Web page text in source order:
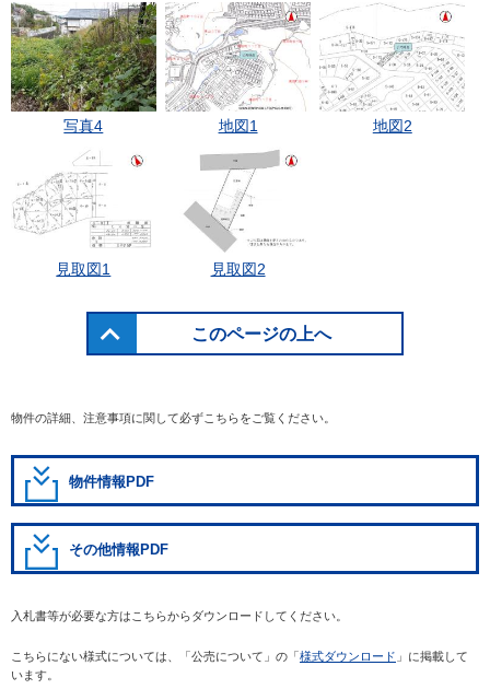
写真4 地図1 地図2
見取図1 見取図2
このページの上へ
物件の詳細、注意事項に関して必ずこちらをご覧ください。
物件情報PDF
その他情報PDF
入札書等が必要な方はこちらからダウンロードしてください。
こちらにない様式については、「公売について」の「様式ダウンロード 」に掲載して
います。